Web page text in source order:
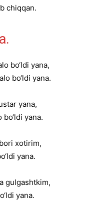
chiqqan.
bo‘ldi yana,
bo‘ldi yana.
yana,
yana.
xotirim,
yana.
gulgashtkim,
yana.